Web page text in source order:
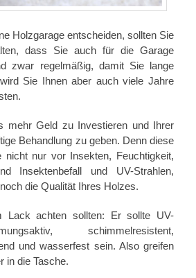
Holzgarage entscheiden, sollten Sie
dass Sie auch für die Garage
zwar regelmäßig, damit Sie lange
Sie Ihnen aber auch viele Jahre
mehr Geld zu Investieren und Ihrer
Behandlung zu geben. Denn diese
nicht nur vor Insekten, Feuchtigkeit,
Insektenbefall und UV-Strahlen,
die Qualität Ihres Holzes.
Lack achten sollten: Er sollte UV-
schimmelresistent,
und wasserfest sein. Also greifen
in die Tasche.